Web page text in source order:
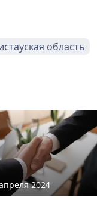
область
2024